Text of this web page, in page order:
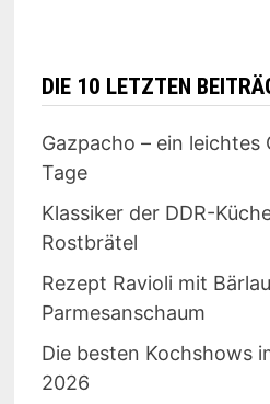
DIE 10 LETZTEN
Gazpacho – ein
Tage
Klassiker der DDR-
Rostbrätel
Rezept Ravioli mit
Parmesanschaum
Die besten Kochshows
2026